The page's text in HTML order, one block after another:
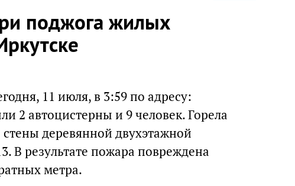
поджога жилых
11 июля, в 3:59 по адресу:
2 автоцистерны и 9 человек. Горела
деревянной двухэтажной
В результате пожара повреждена
метра.